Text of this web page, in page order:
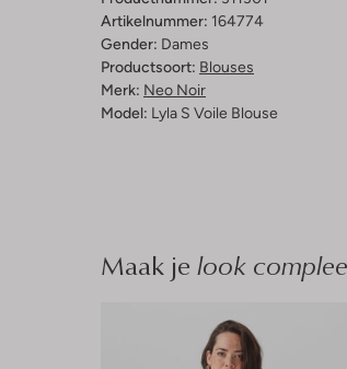
Artikelnummer: 164774
Gender: Dames
Productsoort: Blouses
Merk: Neo Noir
Model: Lyla S Voile Blouse
Maak je look